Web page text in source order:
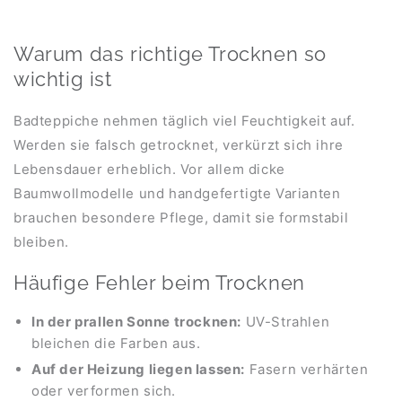
Warum das richtige Trocknen so
wichtig ist
Badteppiche nehmen täglich viel Feuchtigkeit auf.
Werden sie falsch getrocknet, verkürzt sich ihre
Lebensdauer erheblich. Vor allem dicke
Baumwollmodelle und handgefertigte Varianten
brauchen besondere Pflege, damit sie formstabil
bleiben.
Häufige Fehler beim Trocknen
In der prallen Sonne trocknen: UV-Strahlen
bleichen die Farben aus.
Auf der Heizung liegen lassen: Fasern verhärten
oder verformen sich.